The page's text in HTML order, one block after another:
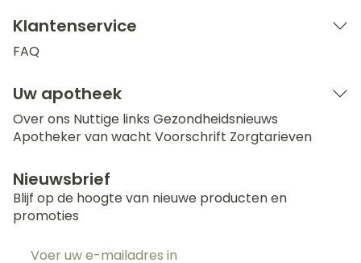
Klantenservice
FAQ
Uw apotheek
Over ons Nuttige links Gezondheidsnieuws
Apotheker van wacht Voorschrift Zorgtarieven
Nieuwsbrief
Blijf op de hoogte van nieuwe producten en
promoties